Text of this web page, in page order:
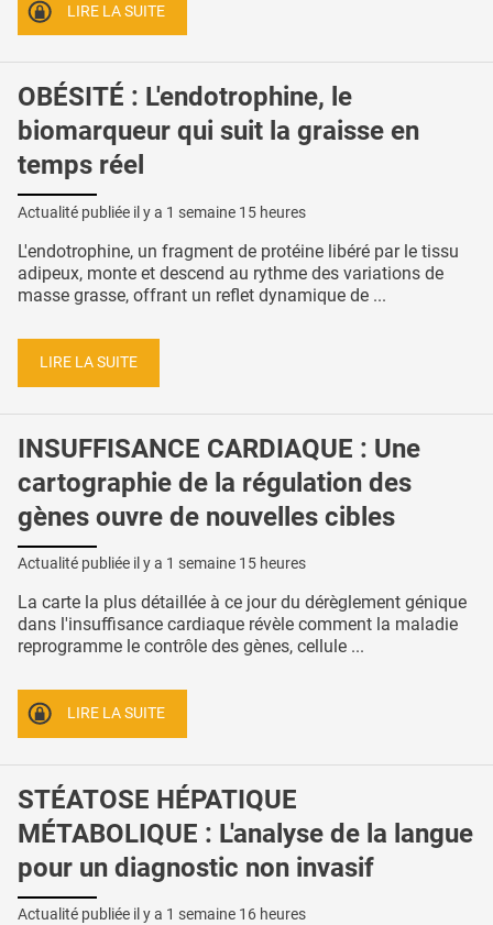
LIRE LA SUITE
OBÉSITÉ : L'endotrophine, le
biomarqueur qui suit la graisse en
temps réel
Actualité publiée il y a 1 semaine 15 heures
L'endotrophine, un fragment de protéine libéré par le tissu
adipeux, monte et descend au rythme des variations de
masse grasse, offrant un reflet dynamique de ...
LIRE LA SUITE
INSUFFISANCE CARDIAQUE : Une
cartographie de la régulation des
gènes ouvre de nouvelles cibles
Actualité publiée il y a 1 semaine 15 heures
La carte la plus détaillée à ce jour du dérèglement génique
dans l'insuffisance cardiaque révèle comment la maladie
reprogramme le contrôle des gènes, cellule ...
LIRE LA SUITE
STÉATOSE HÉPATIQUE
MÉTABOLIQUE : L'analyse de la langue
pour un diagnostic non invasif
Actualité publiée il y a 1 semaine 16 heures